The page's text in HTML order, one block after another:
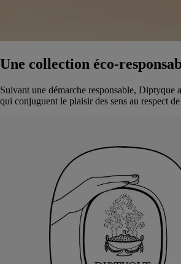
Une collection éco-
Suivant une démarche responsable, Diptyque
qui conjuguent le plaisir des sens au respect